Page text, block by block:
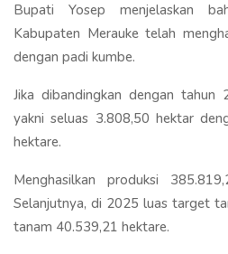
Bupati Yosep menjelaskan
Kabupaten Merauke telah
dengan padi kumbe.
Jika dibandingkan dengan tahun
yakni seluas 3.808,50 hektar
hektare.
Menghasilkan produksi
Selanjutnya, di 2025 luas target
tanam 40.539,21 hektare.